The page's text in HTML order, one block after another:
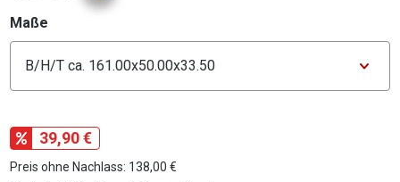
Maße
39,90 €
Preis ohne Nachlass: 138,00 €